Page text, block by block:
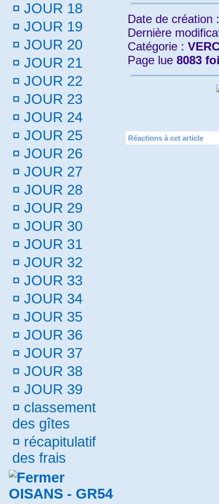
¤ JOUR 18
¤ JOUR 19
¤ JOUR 20
¤ JOUR 21
¤ JOUR 22
¤ JOUR 23
¤ JOUR 24
¤ JOUR 25
¤ JOUR 26
¤ JOUR 27
¤ JOUR 28
¤ JOUR 29
¤ JOUR 30
¤ JOUR 31
¤ JOUR 32
¤ JOUR 33
¤ JOUR 34
¤ JOUR 35
¤ JOUR 36
¤ JOUR 37
¤ JOUR 38
¤ JOUR 39
¤ classement
des gîtes
¤ récapitulatif
des frais
OISANS - GR54
Date de création
Dernière
Catégorie :
Page lue 8083
Réactions à cet article